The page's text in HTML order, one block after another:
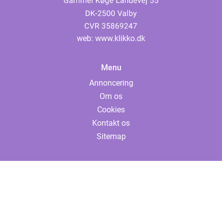
web: www.klikko.dk
Menu
Annoncering
Om os
Cookies
Kontakt os
Sitemap